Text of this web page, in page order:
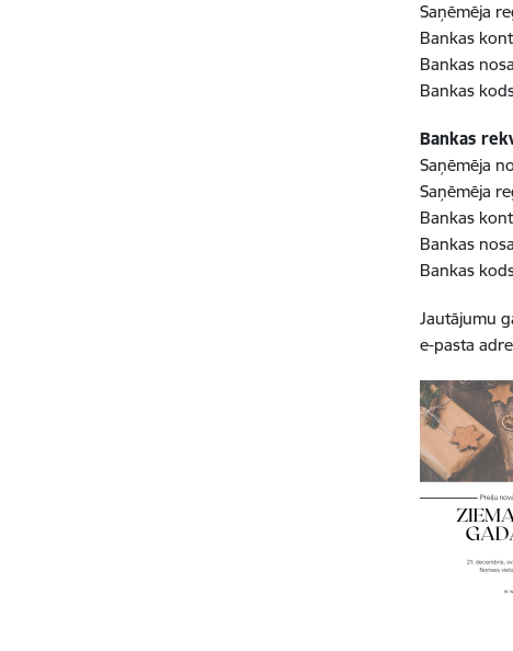
Saņēmēja
Bankas
Bankas
Bankas
Bankas
Saņēmēja
Saņēmēja
Bankas
Bankas
Bankas
Jautājumu
e-pasta